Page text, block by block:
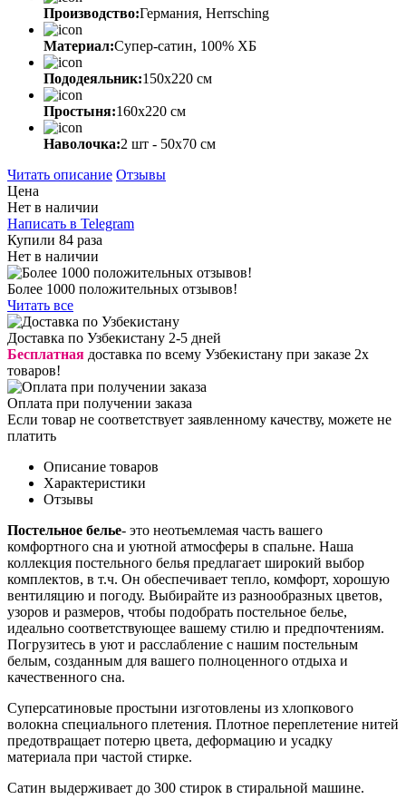
Производство:Германия, Herrsching
Материал:Супер-сатин, 100% ХБ
Пододеяльник:150х220 см
Простыня:160х220 см
Наволочка:2 шт - 50x70 см
Читать описание Отзывы
Цена
Нет в наличии
Написать в Telegram
Купили 84 раза
Нет в наличии
Более 1000 положительных отзывов!
Читать все
Доставка по Узбекистану 2-5 дней
Бесплатная доставка по всему Узбекистану при заказе 2х
товаров!
Оплата при получении заказа
Если товар не соответствует заявленному качеству, можете не
платить
Описание товаров
Характеристики
Отзывы
Постельное белье- это неотьемлемая часть вашего
комфортного сна и уютной атмосферы в спальне. Наша
коллекция постельного белья предлагает широкий выбор
комплектов, в т.ч. Он обеспечивает тепло, комфорт, хорошую
вентиляцию и погоду. Выбирайте из разнообразных цветов,
узоров и размеров, чтобы подобрать постельное белье,
идеально соответствующее вашему стилю и предпочтениям.
Погрузитесь в уют и расслабление с нашим постельным
белым, созданным для вашего полноценного отдыха и
качественного сна.
Суперсатиновые простыни изготовлены из хлопкового
волокна специального плетения. Плотное переплетение нитей
предотвращает потерю цвета, деформацию и усадку
материала при частой стирке.
Сатин выдерживает до 300 стирок в стиральной машине.